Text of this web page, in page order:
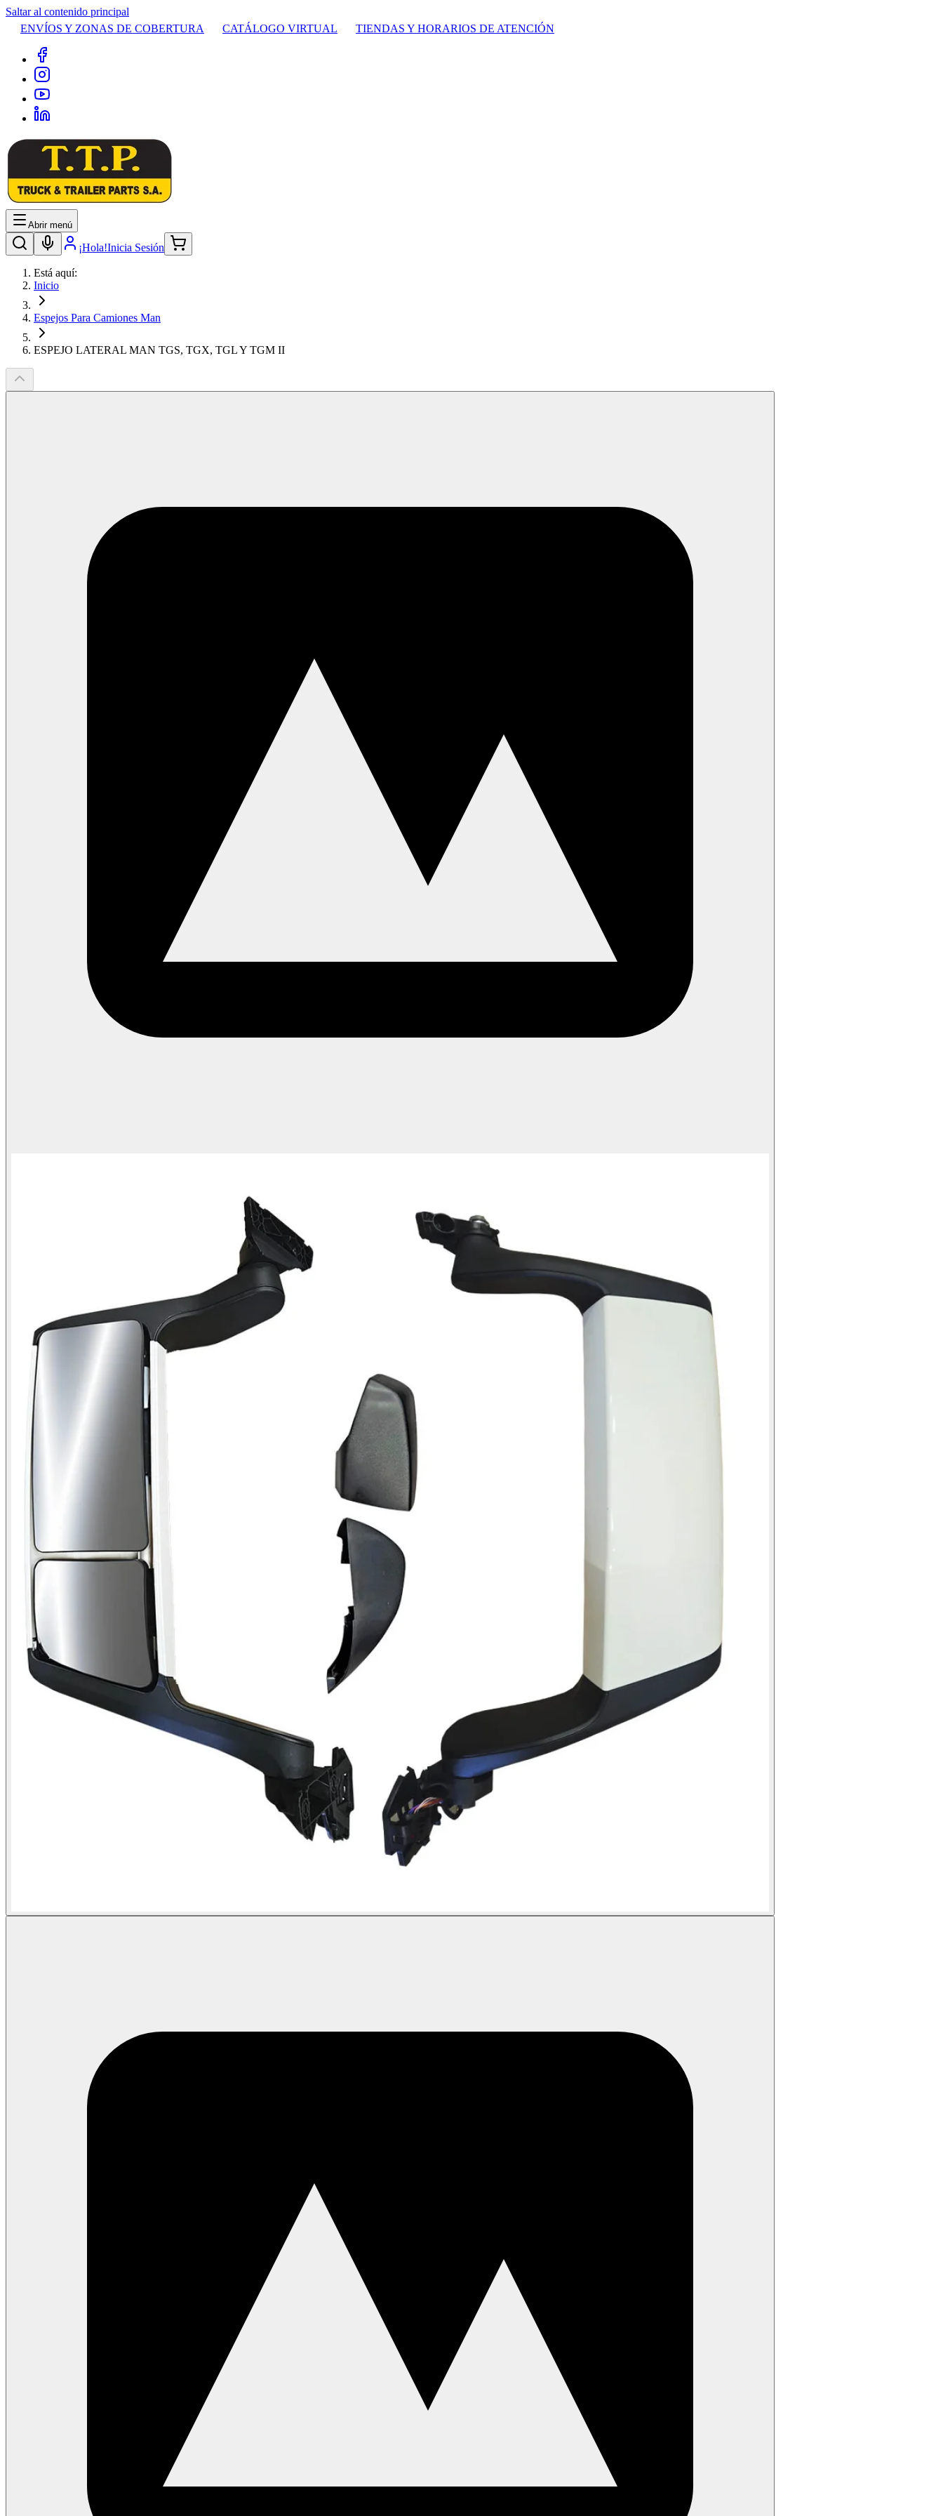
Saltar al contenido principal
ENVÍOS Y ZONAS DE COBERTURA
CATÁLOGO VIRTUAL TIENDAS Y HORARIOS DE ATENCIÓN
Abrir menú
¡Hola!Inicia Sesión
Está aquí:
Inicio
Espejos Para Camiones Man
ESPEJO LATERAL MAN TGS, TGX, TGL Y TGM II